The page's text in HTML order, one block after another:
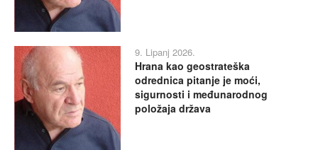
9. Lipanj 2026.
Hrana kao geostrateška
odrednica pitanje je moći,
sigurnosti i međunarodnog
položaja država